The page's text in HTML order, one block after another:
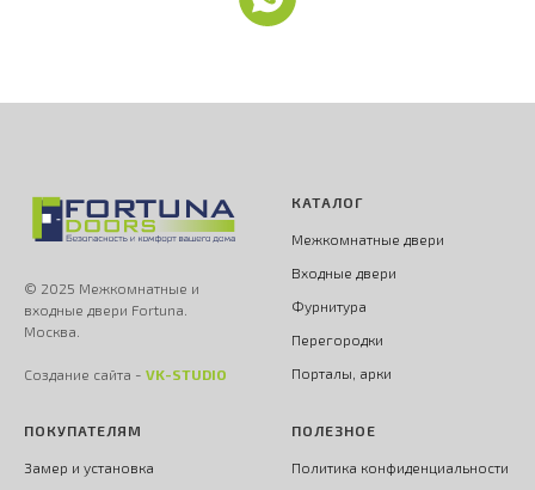
© 2025 Межкомнатные и
входные двери Fortuna.
Москва.
Создание сайта - VK-STUDIO
КАТАЛОГ
Межкомнатные двери
Входные двери
Фурнитура
Перегородки
Порталы, арки
ПОКУПАТЕЛЯМ
Замер и установка
ПОЛЕЗНОЕ
Политика конфиденциальности